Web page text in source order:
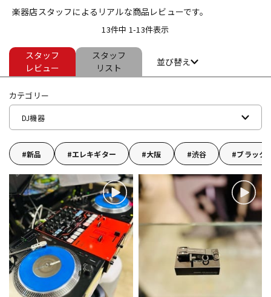
ベース ウクレレ
ドラム パーカッション
管楽器 その他楽器
アンプ エフェクター
DJ機器 DTM
DTM オンライン納品 レコーディング機器
楽器店スタッフによるリアルな商品レビューです。
13件中 1-13件表示
スタッフ
レビュー
スタッフ
リスト
並び替え
カテゴリー
DJ機器
新品 エレキギター 大阪 渋谷 ブラック